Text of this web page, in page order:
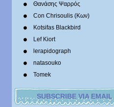
Θανάσης Ψαρρός
Con Chrisoulis (Κων)
Kotsifas Blackbird
Lef Kiort
lerapidograph
natasouko
Tomek
SUBSCRIBE VIA EMAIL